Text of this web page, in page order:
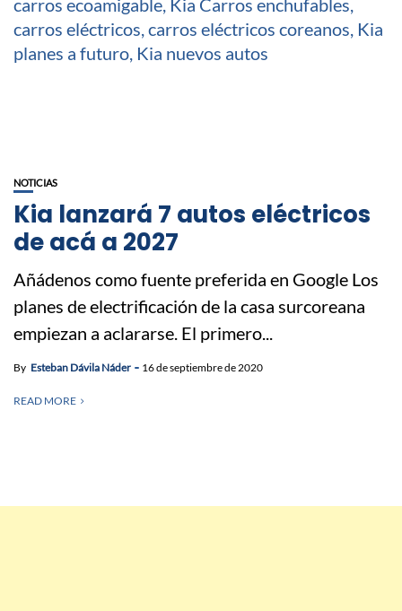
NOTICIAS
Kia lanzará 7 autos eléctricos
de acá a 2027
Añádenos como fuente preferida en Google Los
planes de electrificación de la casa surcoreana
empiezan a aclararse. El primero...
By Esteban Dávila Náder 16 de septiembre de 2020
READ MORE